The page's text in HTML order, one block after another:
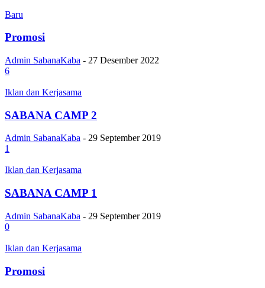
Baru
Promosi
Admin SabanaKaba - 27 Desember 2022
6
Iklan dan Kerjasama
SABANA CAMP 2
Admin SabanaKaba - 29 September 2019
1
Iklan dan Kerjasama
SABANA CAMP 1
Admin SabanaKaba - 29 September 2019
0
Iklan dan Kerjasama
Promosi